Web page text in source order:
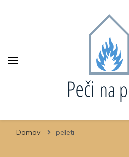
Domov peleti